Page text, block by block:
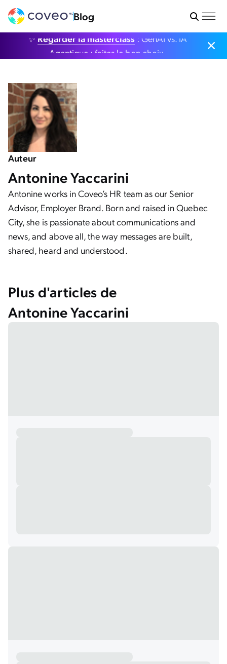
Blog
✨ Regarder la masterclass : GenAI vs. IA
Agentique : faites le bon choix.
Auteur
Antonine Yaccarini
Antonine works in Coveo’s HR team as our Senior
Advisor, Employer Brand. Born and raised in Quebec
City, she is passionate about communications and
news, and above all, the way messages are built,
shared, heard and understood.
Plus d'articles de
Antonine Yaccarini